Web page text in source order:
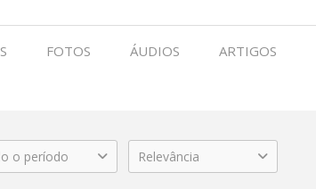
FOTOS ÁUDIOS ARTIGOS
o período Relevância